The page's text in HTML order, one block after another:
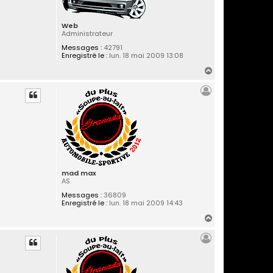
Web
Administrateur
Messages :42791
Enregistré le :lun. 18 mai 2009 13:08
mad max
AS
Messages :36809
Enregistré le :lun. 18 mai 2009 14:43